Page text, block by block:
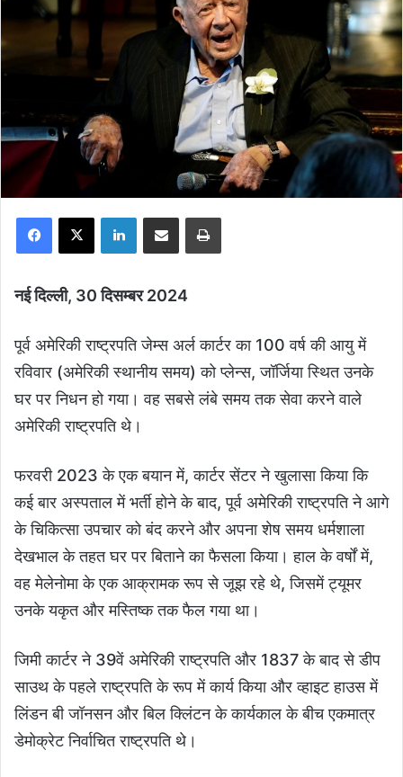
Facebook
X LinkedInShare via Email Print
नई दिल्ली, 30 दिसम्बर 2024
पूर्व अमेरिकी राष्ट्रपति जेम्स अर्ल कार्टर का 100 वर्ष की आयु में
रविवार (अमेरिकी स्थानीय समय) को प्लेन्स, जॉर्जिया स्थित उनके
घर पर निधन हो गया। वह सबसे लंबे समय तक सेवा करने वाले
अमेरिकी राष्ट्रपति थे।
फरवरी 2023 के एक बयान में, कार्टर सेंटर ने खुलासा किया कि
कई बार अस्पताल में भर्ती होने के बाद, पूर्व अमेरिकी राष्ट्रपति ने आगे
के चिकित्सा उपचार को बंद करने और अपना शेष समय धर्मशाला
देखभाल के तहत घर पर बिताने का फैसला किया। हाल के वर्षों में,
वह मेलेनोमा के एक आक्रामक रूप से जूझ रहे थे, जिसमें ट्यूमर
उनके यकृत और मस्तिष्क तक फैल गया था।
जिमी कार्टर ने 39वें अमेरिकी राष्ट्रपति और 1837 के बाद से डीप
साउथ के पहले राष्ट्रपति के रूप में कार्य किया और व्हाइट हाउस में
लिंडन बी जॉनसन और बिल क्लिंटन के कार्यकाल के बीच एकमात्र
डेमोक्रेट निर्वाचित राष्ट्रपति थे।